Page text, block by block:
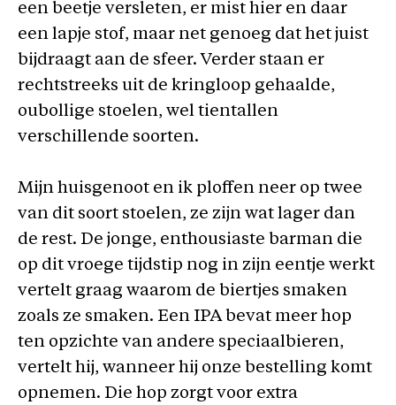
een beetje versleten, er mist hier en daar
een lapje stof, maar net genoeg dat het juist
bijdraagt aan de sfeer. Verder staan er
rechtstreeks uit de kringloop gehaalde,
oubollige stoelen, wel tientallen
verschillende soorten.
Mijn huisgenoot en ik ploffen neer op twee
van dit soort stoelen, ze zijn wat lager dan
de rest. De jonge, enthousiaste barman die
op dit vroege tijdstip nog in zijn eentje werkt
vertelt graag waarom de biertjes smaken
zoals ze smaken. Een IPA bevat meer hop
ten opzichte van andere speciaalbieren,
vertelt hij, wanneer hij onze bestelling komt
opnemen. Die hop zorgt voor extra